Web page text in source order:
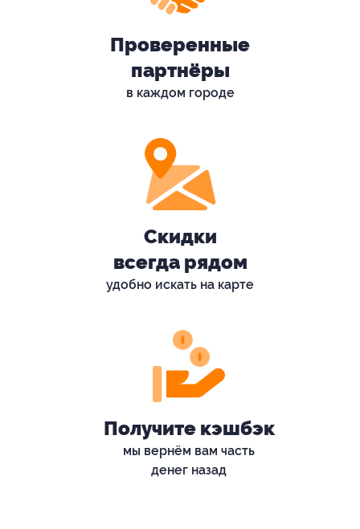
Проверенные
партнёры
в каждом городе
Скидки
всегда рядом
удобно искать на карте
Получите кэшбэк
мы вернём вам часть
денег назад